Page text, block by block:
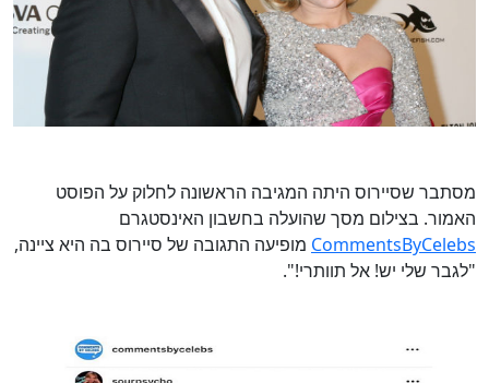
מסתבר שסיירוס היתה המגיבה הראשונה לחלוק על הפוסט
האמור. בצילום מסך שהועלה בחשבון האינסטגרם
CommentsByCelebs מופיעה התגובה של סיירוס בה היא ציינה,
"לגבר שלי יש! אל תוותרי!".